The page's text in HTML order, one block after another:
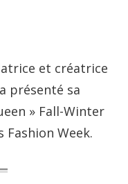
et créatrice
présenté sa
» Fall-Winter
Fashion Week.